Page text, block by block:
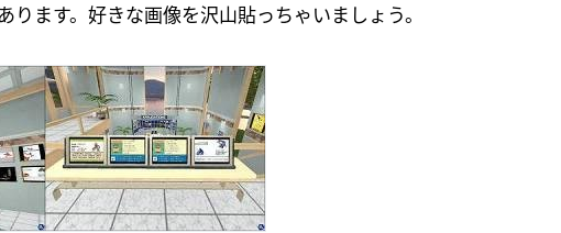
ます。好きな画像を沢山貼っちゃいましょう。